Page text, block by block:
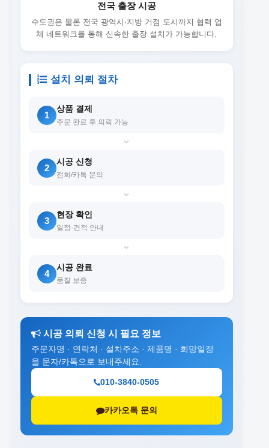
전국 출장 시공
수도권은 물론 전국 광역시·지방 거점 도시까지 협력 업
체 네트워크를 통해 신속한 출장 설치가 가능합니다.
설치 의뢰 절차
1
상품 결제
주문 완료 후 의뢰 가능
›
2
시공 신청
전화/카톡 문의
›
3
현장 확인
일정·견적 안내
›
4
시공 완료
품질 보증
시공 의뢰 신청 시 필요 정보
주문자명 · 연락처 · 설치주소 · 제품명 · 희망일정
을 문자/카톡으로 보내주세요.
010-3840-0505
카카오톡 문의